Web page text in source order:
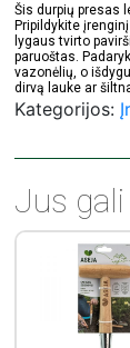
Šis durpių presas
Pripildykite
lygaus tvirto
paruoštas.
vazonėlių, o
dirvą lauke ar
Kategorijos:
Jus